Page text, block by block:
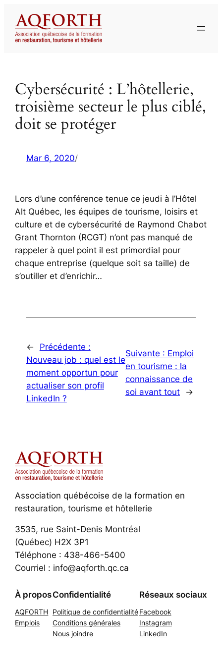
contenu
Cybersécurité : L’hôtellerie,
troisième secteur le plus ciblé,
doit se protéger
Mar 6, 2020/
Lors d’une conférence tenue ce jeudi à l’Hôtel
Alt Québec, les équipes de tourisme, loisirs et
culture et de cybersécurité de Raymond Chabot
Grant Thornton (RCGT) n’ont pas manqué de
rappeler à quel point il est primordial pour
chaque entreprise (quelque soit sa taille) de
s’outiller et d’enrichir…
←
Précédente :
Nouveau job : quel est le
moment opportun pour
actualiser son profil
LinkedIn ?
Suivante : Emploi
en tourisme : la
connaissance de
soi avant tout
→
Association québécoise de la formation en
restauration, tourisme et hôtellerie
3535, rue Saint-Denis Montréal
(Québec) H2X 3P1
Téléphone : 438-466-5400
Courriel : info@aqforth.qc.ca
À propos
AQFORTH
Emplois
Confidentialité
Politique de confidentialité
Conditions générales
Nous joindre
Réseaux sociaux
Facebook
Instagram
LinkedIn